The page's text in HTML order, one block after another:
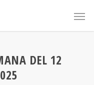
DEL 12